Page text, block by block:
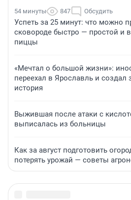
54 минуты 847 Обсудить
Успеть за 25 минут: что можно
сковороде быстро — простой и
пиццы
«Мечтал о большой жизни»:
переехал в Ярославль и
история
Выжившая после атаки с
выписалась из больницы
Как за август подготовить
потерять урожай — советы